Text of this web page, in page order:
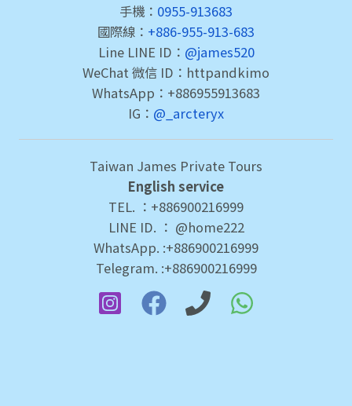
手機： 0955-913683
國際線： +886-955-913-683
Line LINE ID： @james520
WeChat 微信 ID：httpandkimo
WhatsApp：+886955913683
IG： @_arcteryx
Taiwan James Private Tours
English service
TEL. ：+886900216999
LINE ID. ： @home222
WhatsApp. :+886900216999
Telegram. :+886900216999